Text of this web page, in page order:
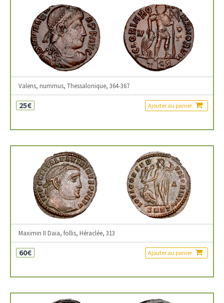
Valens, nummus, Thessalonique, 364-367
25€ Ajouter au panier
Maximin II Daia, follis, Héraclée, 313
60€ Ajouter au panier